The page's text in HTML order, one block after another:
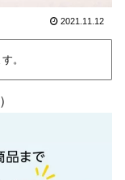
2021.11.12
。